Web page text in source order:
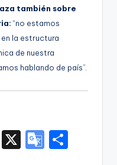
también sobre
“no estamos
la estructura
de nuestra
hablando de país”.
W X
G